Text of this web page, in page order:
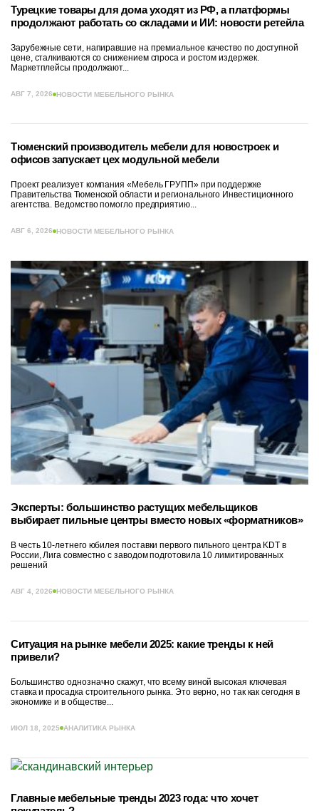
Турецкие товары для дома уходят из РФ, а платформы
продолжают работать со складами и ИИ: новости ретейла
Зарубежные сети, напиравшие на премиальное качество по доступной
цене, сталкиваются со снижением спроса и ростом издержек.
Маркетплейсы продолжают...
АВГ 7, 2026 НОВОСТИ МЕБЕЛЬНОГО РЫНКА
Тюменский производитель мебели для новостроек и
офисов запускает цех модульной мебели
Проект реализует компания «Мебель ГРУПП» при поддержке
Правительства Тюменской области и регионального Инвестиционного
агентства. Ведомство помогло предприятию...
АВГ 6, 2026 НОВОСТИ МЕБЕЛЬНОГО РЫНКА
Эксперты: большинство растущих мебельщиков
выбирает пильные центры вместо новых «форматников»
В честь 10-летнего юбилея поставки первого пильного центра KDT в
России, Лига совместно с заводом подготовила 10 лимитированных
решений
АВГ 4, 2026 НОВОСТИ МЕБЕЛЬНОГО РЫНКА
Ситуация на рынке мебели 2025: какие тренды к ней
привели?
Большинство однозначно скажут, что всему виной высокая ключевая
ставка и просадка строительного рынка. Это верно, но так как сегодня в
экономике и в обществе...
ИЮЛ 18, 2025 АНАЛИТИКА РЫНКА
Главные мебельные тренды 2023 года: что хочет